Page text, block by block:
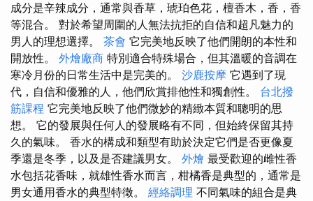
成分是辛辣成分，通常與香草，琥珀色花，檀香木，香，香
等混合。 對於希望周圍的人無法抗拒的自信和超凡魅力的
男人的理想選擇。 茶會 它完美地反映了他們開朗的本性和
開放性。 外燴廠商 特別適合特殊場合，但其溫暖的音調在
寒冷月份的日常生活中是完美的。 沙鹿按摩 它遇到了現
代，自信和優雅的人，他們欣賞排他性和獨創性。 台北撥
筋課程 它完美地反映了他們微妙的精緻本質和聰明的思
想。 它的發展與任何人的發展略有不同，但始終保留其持
久的氣味。 香水的構成和類型有助於決定它們是否更像夏
季還是冬季，以及是否建議男女。 外燴 最受歡迎的雌性香
水包括花香味，就雄性香水而言，柑橘香是典型的，通常是
男女通用香水的典型特徵。 經絡調理 不同氣味的組合是典